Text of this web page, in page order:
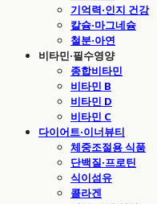
기억력·인지 건강
칼슘·마그네슘
철분·아연
비타민·필수영양
종합비타민
비타민 B
비타민 D
비타민 C
다이어트·이너뷰티
체중조절용 식품
단백질·프로틴
식이섬유
콜라겐